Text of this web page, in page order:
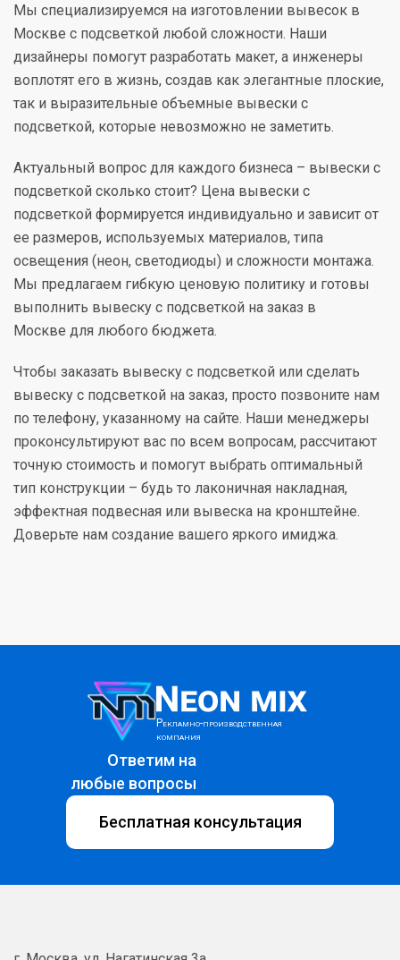
Мы специализируемся на изготовлении вывесок в
Москве с подсветкой любой сложности. Наши
дизайнеры помогут разработать макет, а инженеры
воплотят его в жизнь, создав как элегантные плоские,
так и выразительные объемные вывески с
подсветкой, которые невозможно не заметить.
Актуальный вопрос для каждого бизнеса – вывески с
подсветкой сколько стоит? Цена вывески с
подсветкой формируется индивидуально и зависит от
ее размеров, используемых материалов, типа
освещения (неон, светодиоды) и сложности монтажа.
Мы предлагаем гибкую ценовую политику и готовы
выполнить вывеску с подсветкой на заказ в
Москве для любого бюджета.
Чтобы заказать вывеску с подсветкой или сделать
вывеску с подсветкой на заказ, просто позвоните нам
по телефону, указанному на сайте. Наши менеджеры
проконсультируют вас по всем вопросам, рассчитают
точную стоимость и помогут выбрать оптимальный
тип конструкции – будь то лаконичная накладная,
эффектная подвесная или вывеска на кронштейне.
Доверьте нам создание вашего яркого имиджа.
Рекламно-производственная
компания
Ответим на
любые вопросы
Бесплатная консультация